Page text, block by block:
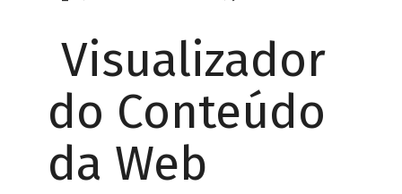
Visualizador
do Conteúdo
da Web